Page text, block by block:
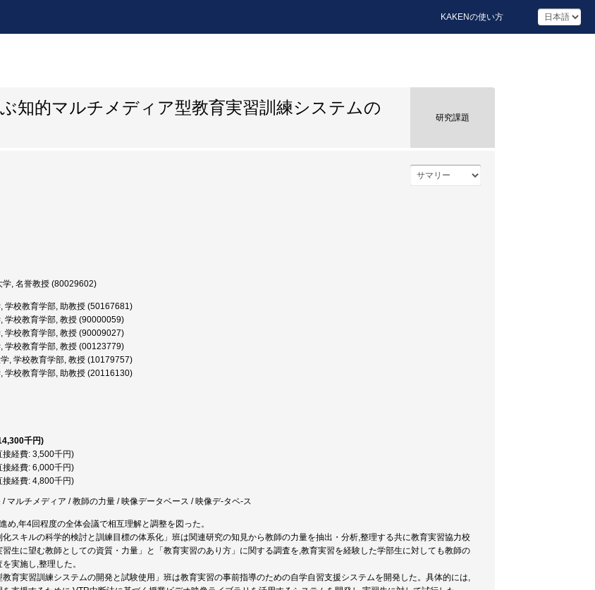
KAKENの使い方
知的マルチメディア型教育実習訓練システムの
研究課題
学, 名誉教授 (80029602)
学校教育学部, 助教授 (50167681)
学校教育学部, 教授 (90000059)
学校教育学部, 教授 (90009027)
学校教育学部, 教授 (00123779)
, 学校教育学部, 教授 (10179757)
学校教育学部, 助教授 (20116130)
千円)
経費: 3,500千円)
経費: 6,000千円)
経費: 4,800千円)
マルチメディア / 教師の力量 / 映像データベース / 映像デ-タベ-ス
め,年4回程度の全体会議で相互理解と調整を図った。
化スキルの科学的検討と訓練目標の体系化」班は関連研究の知見から教師の力量を抽出・分析,整理する共に教育実習協力校
生に望む教師としての資質・力量」と「教育実習のあり方」に関する調査を,教育実習を経験した学部生に対しても教師の
実施し,整理した。
教育実習訓練システムの開発と試験使用」班は教育実習の事前指導のための自学自習支援システムを開発した。具体的には,